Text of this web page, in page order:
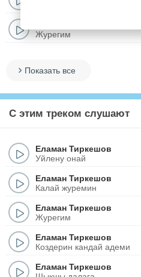
Журегим
Показать все
С этим треком слушают
Еламан Тиркешов
Уйлену онай
Еламан Тиркешов
Калай журемин
Еламан Тиркешов
Журегим
Еламан Тиркешов
Коздерин кандай адеми
Еламан Тиркешов